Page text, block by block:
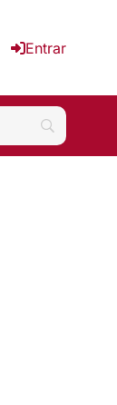
Entrar